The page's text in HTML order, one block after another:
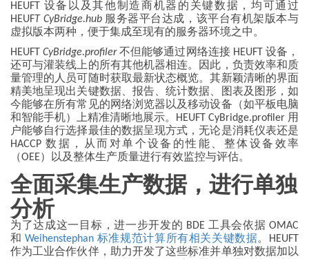
HEUFT 设备以及其他制造商机器的关键数据，均可通过
HEUFT CyBridge.hub服务器平台达成，该平台有机架版本与
虚拟版本两种，便于集成至现有的服务器环境之中。
HEUFTCyBridge.profiler不但能够通过网络连接 HEUFT 设备，
还可与灌装线上的所有其他机器相连。因此，负责效率和质
量管理的人员可随时获取最新状态概览。其新颖清晰的界面
精美地呈现出关键数据、报告、统计数据、图表及图形，如
今能够在所有常见的网络浏览器以及移动设备（如平板电脑
和智能手机）上精准清晰地展示。HEUFT CyBridge.profiler 用
户能够自行选择最佳的数据呈现方式，无论是消耗仪表还是
HACCP 数据，从而对单个设备的性能、整体设备效率
（OEE）以及整体生产质量进行有效监控与评估。
全面采集生产数据，进行单独
分析
为了达成这一目标，进一步开发的 BDE 工具会依据 OMAC
和 Weihenstephan 标准规范计算所有相关关键数据。HEUFT
作为工业合作伙伴，助力开发了这些标准并单独对数据加以